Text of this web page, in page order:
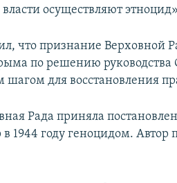
осуществляют
что признание Верховной
по решению руководства
шагом для восстановления
Рада приняла
1944 году геноцидом. Автор